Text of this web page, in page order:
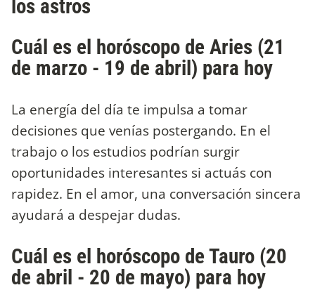
los astros
Cuál es el horóscopo de Aries (21
de marzo - 19 de abril) para hoy
La energía del día te impulsa a tomar
decisiones que venías postergando. En el
trabajo o los estudios podrían surgir
oportunidades interesantes si actuás con
rapidez. En el amor, una conversación sincera
ayudará a despejar dudas.
Cuál es el horóscopo de Tauro (20
de abril - 20 de mayo) para hoy